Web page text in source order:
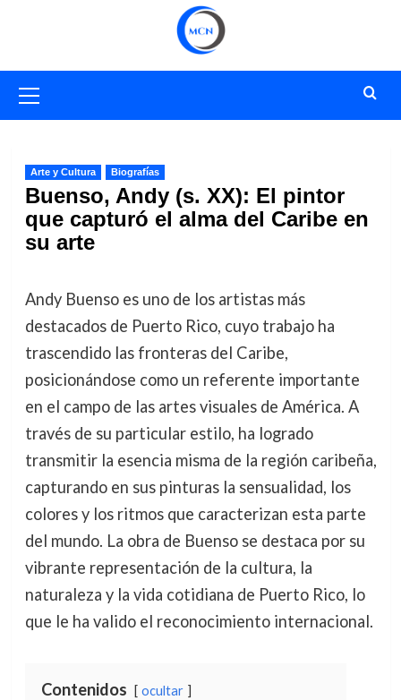
primario
Arte y Cultura Biografías
Buenso, Andy (s. XX): El pintor
que capturó el alma del Caribe en
su arte
Andy Buenso es uno de los artistas más
destacados de Puerto Rico, cuyo trabajo ha
trascendido las fronteras del Caribe,
posicionándose como un referente importante
en el campo de las artes visuales de América. A
través de su particular estilo, ha logrado
transmitir la esencia misma de la región caribeña,
capturando en sus pinturas la sensualidad, los
colores y los ritmos que caracterizan esta parte
del mundo. La obra de Buenso se destaca por su
vibrante representación de la cultura, la
naturaleza y la vida cotidiana de Puerto Rico, lo
que le ha valido el reconocimiento internacional.
Contenidos ocultar